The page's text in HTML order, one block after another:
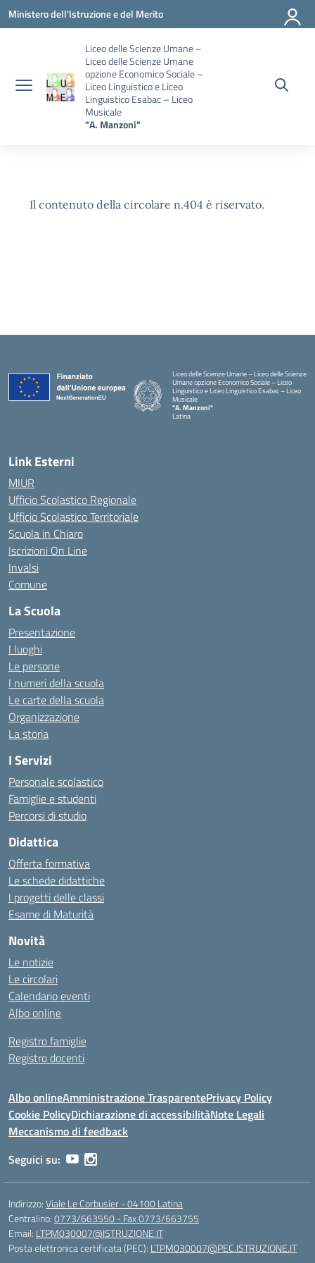
Vai ai contenuti
Vai al menu di navigazione
Vai al footer
Ministero dell'Istruzione e del Merito
Liceo delle Scienze Umane –
Liceo delle Scienze Umane
opzione Economico Sociale –
Liceo Linguistico e Liceo
Linguistico Esabac – Liceo
Musicale
"A. Manzoni"
Il contenuto della circolare n.404 è riservato.
Liceo delle Scienze Umane – Liceo delle Scienze
Umane opzione Economico Sociale – Liceo
Linguistico e Liceo Linguistico Esabac – Liceo
Musicale
"A. Manzoni"
Latina
Link Esterni
MIUR
Ufficio Scolastico Regionale
Ufficio Scolastico Territoriale
Scuola in Chiaro
Iscrizioni On Line
Invalsi
Comune
La Scuola
Presentazione
I luoghi
Le persone
I numeri della scuola
Le carte della scuola
Organizzazione
La storia
I Servizi
Personale scolastico
Famiglie e studenti
Percorsi di studio
Didattica
Offerta formativa
Le schede didattiche
I progetti delle classi
Esame di Maturità
Novità
Le notizie
Le circolari
Calendario eventi
Albo online
Registro famiglie
Registro docenti
Albo onlineAmministrazione TrasparentePrivacy Policy
Cookie PolicyDichiarazione di accessibilitàNote Legali
Meccanismo di feedback
Seguici su:
Indirizzo:Viale Le Corbusier - 04100 Latina
Centralino:0773/663550 - Fax 0773/663755
Email: LTPM030007@ISTRUZIONE.IT
Posta elettronica certificata (PEC): LTPM030007@PEC.ISTRUZIONE.IT